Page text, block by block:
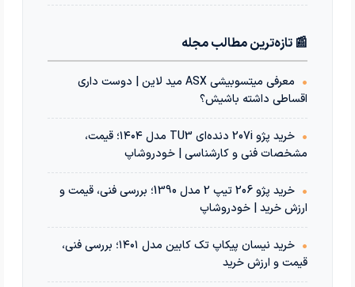
📰 تازه‌ترین مطالب مجله
•
معرفی میتسوبیشی ASX مید لاین | دوست داری
اقساطی داشته باشیش؟
•
خرید پژو 207i دنده‌ای TU3 مدل ۱۴۰۴؛ قیمت،
مشخصات فنی و کارشناسی | خودروشاپ
•
خرید پژو 206 تیپ 2 مدل 1390؛ بررسی فنی، قیمت و
ارزش خرید | خودروشاپ
•
خرید نیسان پیکاپ تک کابین مدل ۱۴۰۱؛ بررسی فنی،
قیمت و ارزش خرید